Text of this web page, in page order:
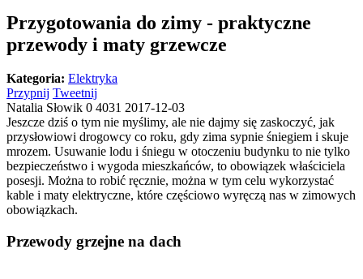
Przygotowania do zimy - praktyczne
przewody i maty grzewcze
Kategoria: Elektryka
Przypnij Tweetnij
Natalia Słowik 0 4031 2017-12-03
Jeszcze dziś o tym nie myślimy, ale nie dajmy się zaskoczyć, jak
przysłowiowi drogowcy co roku, gdy zima sypnie śniegiem i skuje
mrozem. Usuwanie lodu i śniegu w otoczeniu budynku to nie tylko
bezpieczeństwo i wygoda mieszkańców, to obowiązek właściciela
posesji. Można to robić ręcznie, można w tym celu wykorzystać
kable i maty elektryczne, które częściowo wyręczą nas w zimowych
obowiązkach.
Przewody grzejne na dach